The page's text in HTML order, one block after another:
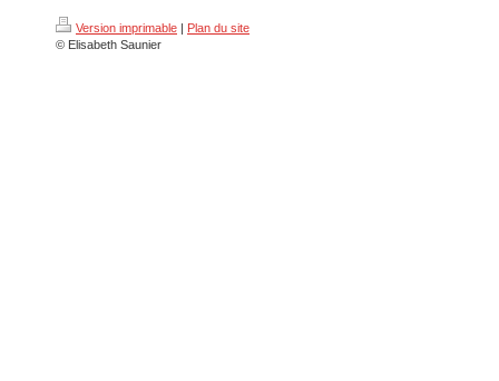
Version imprimable | Plan du site
© Elisabeth Saunier